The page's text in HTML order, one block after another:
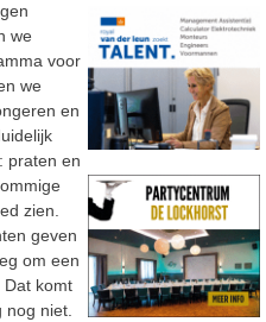
we
voor
we
en
praten en
zien.
geven
om een
Dat komt
nog niet.